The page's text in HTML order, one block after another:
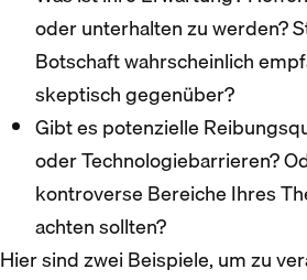
oder unterhalten zu werden?
Botschaft wahrscheinlich
skeptisch gegenüber?
Gibt es potenzielle
oder Technologiebarrieren?
kontroverse Bereiche Ihres
achten sollten?
Hier sind zwei Beispiele, um zu